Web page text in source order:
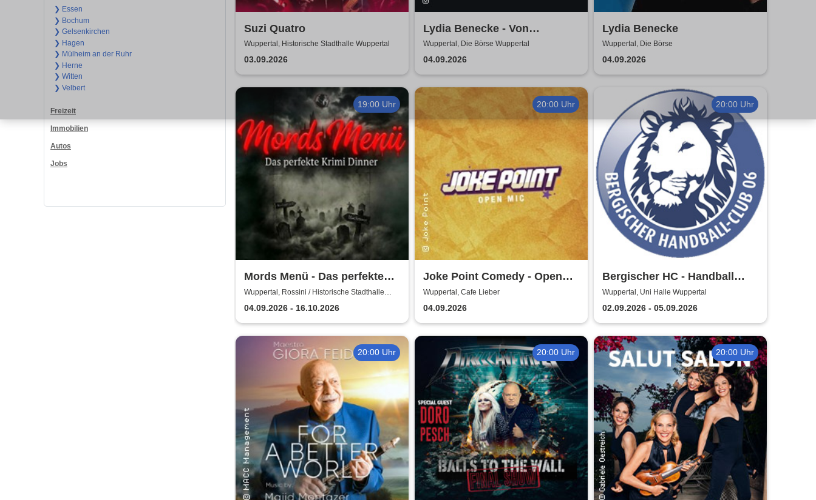
❯ Essen
❯ Bochum
❯ Gelsenkirchen
❯ Hagen
❯ Mülheim an der Ruhr
❯ Herne
❯ Witten
❯ Velbert
Freizeit
Immobilien
Autos
Jobs
Suzi Quatro
Wuppertal, Historische Stadthalle Wuppertal
03.09.2026
Lydia Benecke - Von
Hochstapelei, Betrug und
Gaslighting
Wuppertal, Die Börse Wuppertal
04.09.2026
Lydia Benecke
Wuppertal, Die Börse
04.09.2026
19:00 Uhr
Mords Menü - Das perfekte
Krimi Dinner
Wuppertal, Rossini / Historische Stadthalle
04.09.2026 - 16.10.2026
20:00 Uhr
Joke Point Comedy - Open
Mic | Cafe Lieber
Wuppertal, Cafe Lieber
04.09.2026
20:00 Uhr
Bergischer HC - Handball
Bundesliga Saison 2026/27
Wuppertal, Uni Halle Wuppertal
02.09.2026 - 05.09.2026
20:00 Uhr 20:00 Uhr 20:00 Uhr